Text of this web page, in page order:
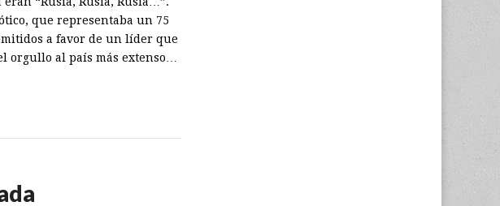
que representaba un 75
a favor de un líder que
orgullo al país más extenso…